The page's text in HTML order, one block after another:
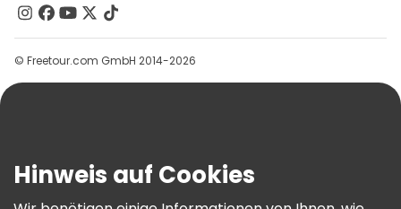
Kontakt
Gruppen
Hilfe
AGB Und Rechtliches
© Freetour.com GmbH 2014-2026
Hinweis auf Cookies